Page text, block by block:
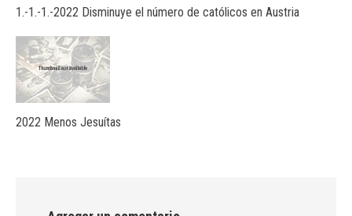
1.-1.-1.-2022 Disminuye el número de católicos en Austria
2022 Menos Jesuítas